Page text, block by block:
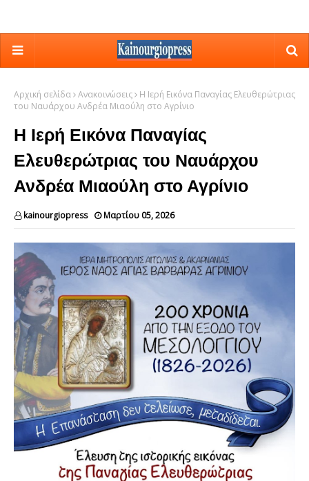
Αρχική σελίδα Ανακοινώσεις
Η Ιερή Εικόνα Παναγίας Ελευθερώτριας
του Ναυάρχου Ανδρέα Μιαούλη στο Αγρίνιο
Η Ιερή Εικόνα Παναγίας
Ελευθερώτριας του Ναυάρχου
Ανδρέα Μιαούλη στο Αγρίνιο
kainourgiopress Μαρτίου 05, 2026